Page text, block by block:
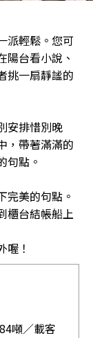
派輕鬆。您可
陽台看小說、
挑一扇靜謐的
安排惜別晚
，帶著滿滿的
句點。
完美的句點。
櫃台結帳船上
喔！
噸／載客